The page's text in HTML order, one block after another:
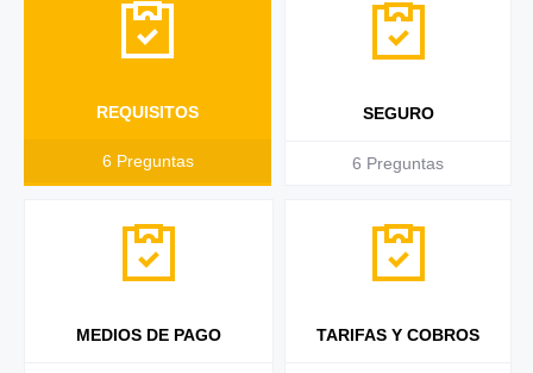
REQUISITOS
6 Preguntas
SEGURO
6 Preguntas
MEDIOS DE PAGO TARIFAS Y COBROS